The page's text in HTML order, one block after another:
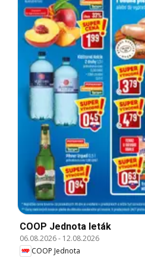
COOP Jednota leták
06.08.2026- 12.08.2026
COOP Jednota